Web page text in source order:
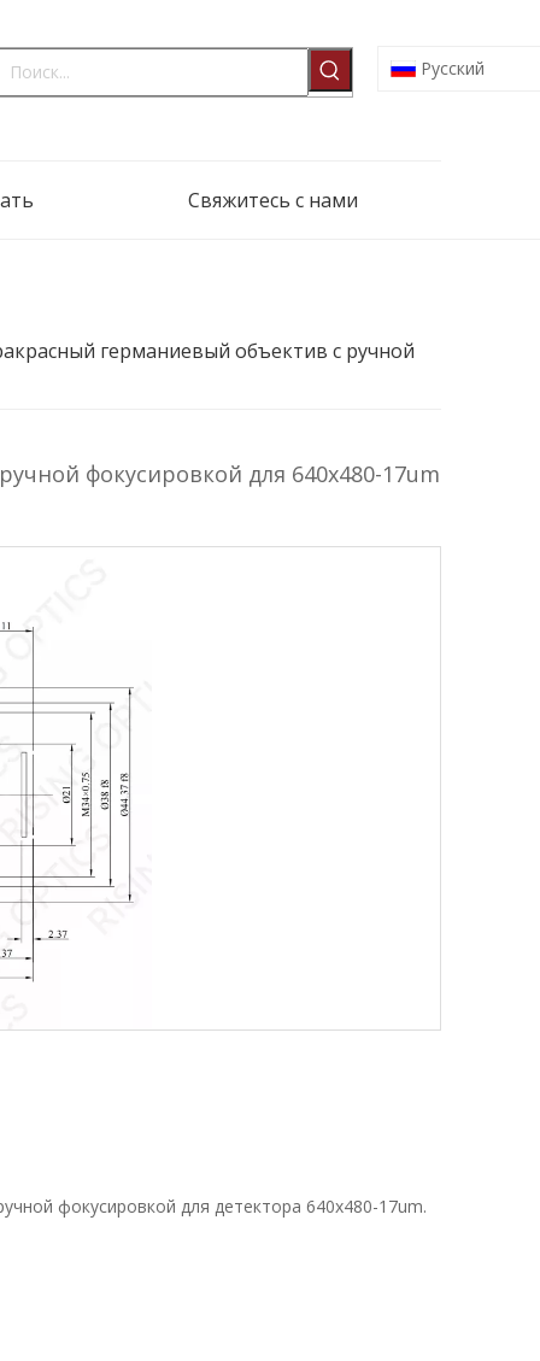
Pусский
Свяжитесь с нами
германиевый объектив с ручной
фокусировкой для 640x480-17um
фокусировкой для детектора 640x480-17um.